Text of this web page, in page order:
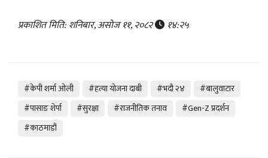
प्रकाशित मिति: शनिबार, असोज ११, २०८२ १४:२५
#केपी शर्मा ओली #हत्या योजना दाबी #भदौ २४
#बालुवाटार
#पासाङ शेर्पा
#सुरक्षा #राजनीतिक तनाव
#Gen-Z प्रदर्शन
#काठमाडौं